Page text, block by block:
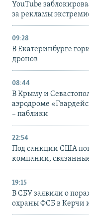
YouTube
за рекламы
09:28
В Екатеринбурге
дронов
08:44
В Крыму и
аэродроме
– паблики
22:54
Под санкции США
компании,
19:15
В СБУ заявили о
охраны ФСБ в Керчи